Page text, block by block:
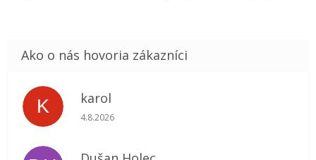
K karol
Hodnotenie obchodu je 5 z 5 hviezdičiek.
4.8.2026